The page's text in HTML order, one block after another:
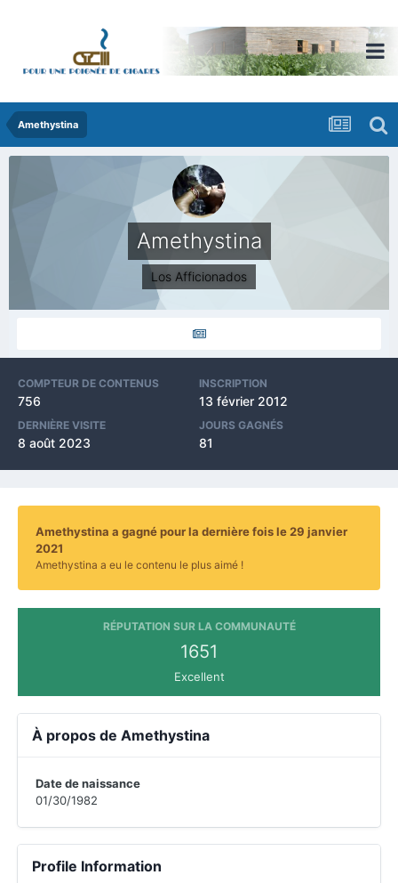
Amethystina
Amethystina
Los Afficionados
COMPTEUR DE CONTENUS
756
INSCRIPTION
13 février 2012
DERNIÈRE VISITE
8 août 2023
JOURS GAGNÉS
81
Amethystina a gagné pour la dernière fois le 29 janvier
2021
Amethystina a eu le contenu le plus aimé !
RÉPUTATION SUR LA COMMUNAUTÉ
1651
Excellent
À propos de Amethystina
Date de naissance
01/30/1982
Profile Information